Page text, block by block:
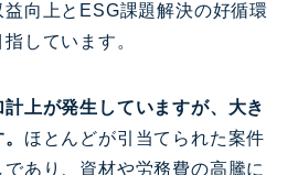
向上とESG課題解決の好循環
しています。
上が発生していますが、大き
ほとんどが引当てられた案件
あり、資材や労務費の高騰に